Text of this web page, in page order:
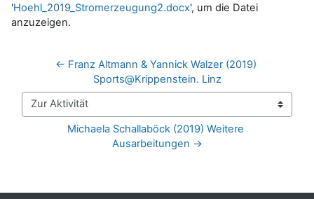
'Hoehl_2019_Stromerzeugung2.docx', um die Datei
anzuzeigen.
← Franz Altmann & Yannick Walzer (2019)
Sports@Krippenstein. Linz
Zur Aktivität
Michaela Schallaböck (2019) Weitere
Ausarbeitungen →
Ergänzungsblöcke